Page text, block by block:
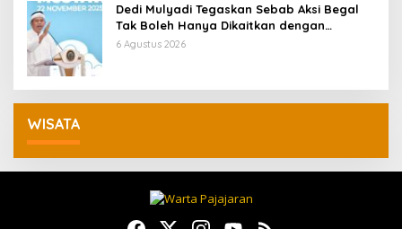
Dedi Mulyadi Tegaskan Sebab Aksi Begal
Tak Boleh Hanya Dikaitkan dengan
Ekonomi
6 Agustus 2026
WISATA